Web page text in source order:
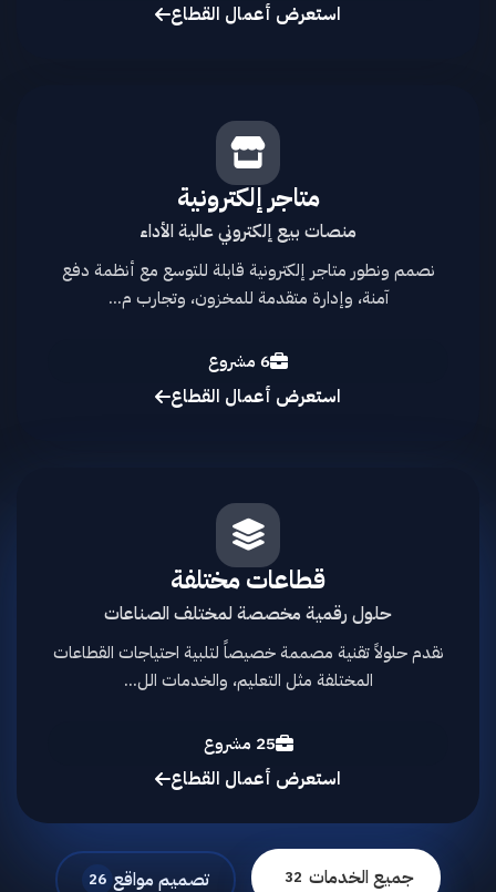
استعرض أعمال القطاع
متاجر إلكترونية
منصات بيع إلكتروني عالية الأداء
نصمم ونطور متاجر إلكترونية قابلة للتوسع مع أنظمة دفع
آمنة، وإدارة متقدمة للمخزون، وتجارب م...
6 مشروع
استعرض أعمال القطاع
قطاعات مختلفة
حلول رقمية مخصصة لمختلف الصناعات
نقدم حلولاً تقنية مصممة خصيصاً لتلبية احتياجات القطاعات
المختلفة مثل التعليم، والخدمات الل...
25 مشروع
استعرض أعمال القطاع
جميع الخدمات 32 تصميم مواقع 26